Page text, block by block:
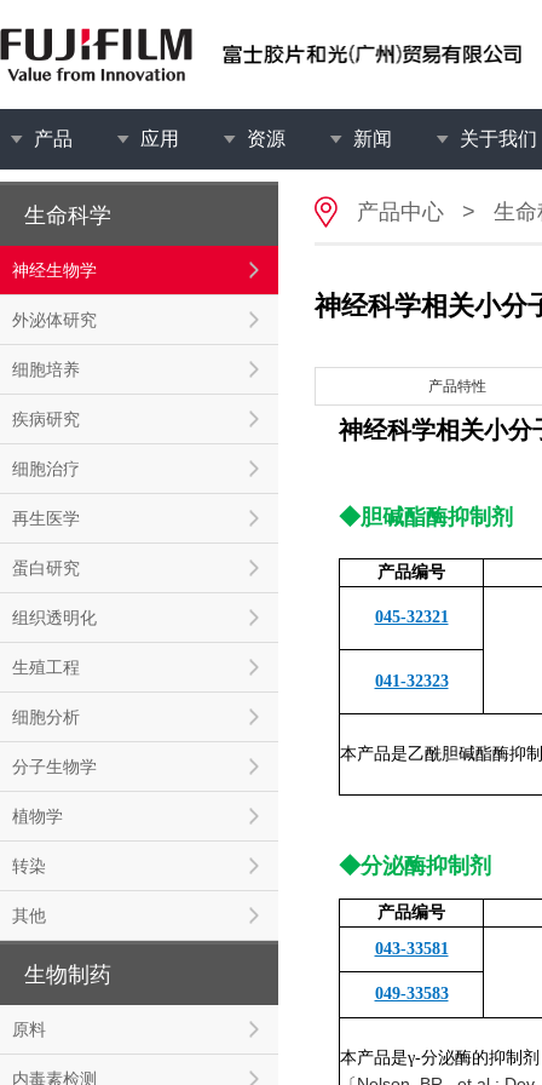
产品 应用 资源 新闻 关于我们
生命科学
神经生物学
外泌体研究
细胞培养
疾病研究
细胞治疗
再生医学
蛋白研究
组织透明化
生殖工程
细胞分析
分子生物学
植物学
转染
其他
生物制药
原料
内毒素检测
产品中心 > 生命
神经科学相关小分
产品特性
神经科学相关小分
◆胆碱酯酶抑制剂
产品编号
045-32321
041-32323
本产品是乙酰胆碱酯酶抑
◆分泌酶抑制剂
产品编号
043-33581
049-33583
本产品是γ-分泌酶的抑制